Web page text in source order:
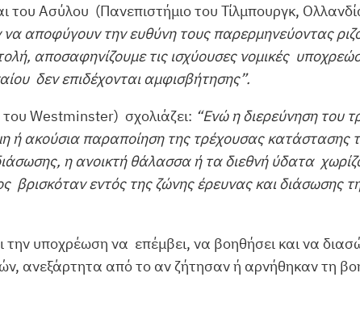
Ασύλου (Πανεπιστήμιο του Τίλμπουργκ,
αποφύγουν την ευθύνη τους παρερμηνεύοντας
αποσαφηνίζουμε τις ισχύουσες νομικές
δεν επιδέχονται αμφισβήτησης”.
του Westminster) σχολιάζει: “Ενώ η διερεύνηση του
ή ακούσια παραποίηση της τρέχουσας κατάστασης
η ανοικτή θάλασσα ή τα διεθνή ύδατα
βρισκόταν εντός της ζώνης έρευνας και διάσωσης
την υποχρέωση να επέμβει, να βοηθήσει και να
ανεξάρτητα από το αν ζήτησαν ή αρνήθηκαν τη